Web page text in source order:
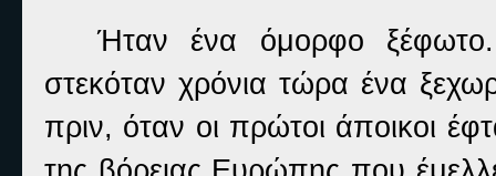
Ήταν ένα όμορφο
στεκόταν χρόνια τώρα ένα
πριν, όταν οι πρώτοι άποικοι